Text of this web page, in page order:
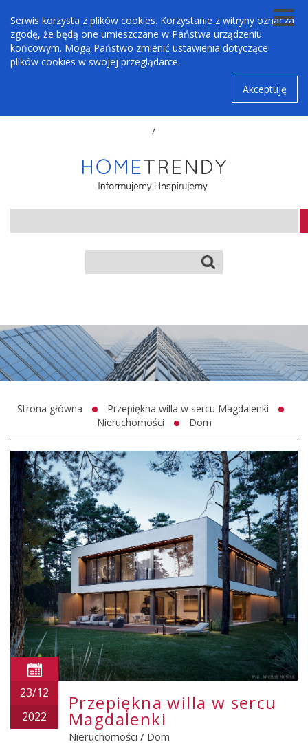
Serwis korzysta z plików cookies. Korzystanie z witryny oznacza
zgodę, że będą one umieszczane w Państwa urządzeniu
końcowym. Mogą Państwo zmienić ustawienia dotyczące
plików cookies w swojej przeglądarce.
Akceptuję
/
Strona główna
Przepiękna willa w sercu Magdalenki
Nieruchomości
Dom
23/12
2022
Przepiękna willa w sercu
Magdalenki
Nieruchomości / Dom